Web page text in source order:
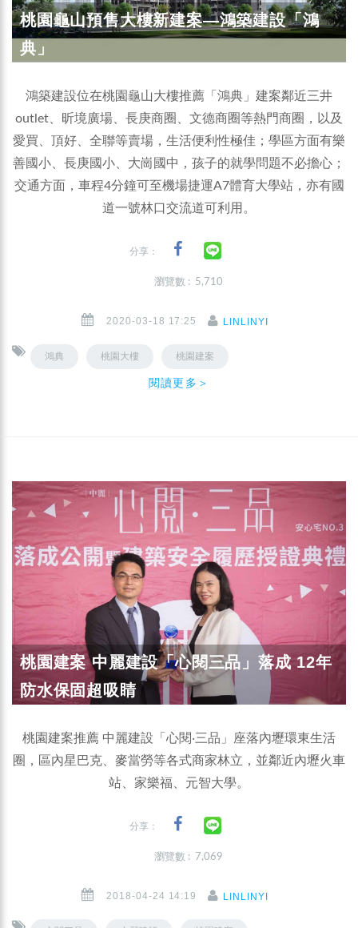
桃園龜山預售大樓新建案—鴻築建設「鴻
典」
鴻築建設位在桃園龜山大樓推薦「鴻典」建案鄰近三井
outlet、昕境廣場、長庚商圈、文德商圈等熱門商圈，以及
愛買、頂好、全聯等賣場，生活便利性極佳；學區方面有樂
善國小、長庚國小、大崗國中，孩子的就學問題不必擔心；
交通方面，車程4分鐘可至機場捷運A7體育大學站，亦有國
道一號林口交流道可利用。
分享：
瀏覽數 : 5,710
2020-03-18 17:25 LINLINYI
鴻典 桃園大樓 桃園建案
閱讀更多＞
桃園建案 中麗建設「心閱三品」落成 12年
防水保固超吸睛
桃園建案推薦 中麗建設「心閱‧三品」座落內壢環東生活
圈，區內星巴克、麥當勞等各式商家林立，並鄰近內壢火車
站、家樂福、元智大學。
分享：
瀏覽數 : 7,069
2018-04-24 14:19 LINLINYI